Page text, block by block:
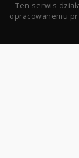
Ten serwis
opracowanemu